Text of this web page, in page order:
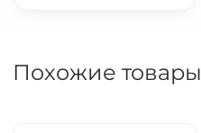
Похожие товары